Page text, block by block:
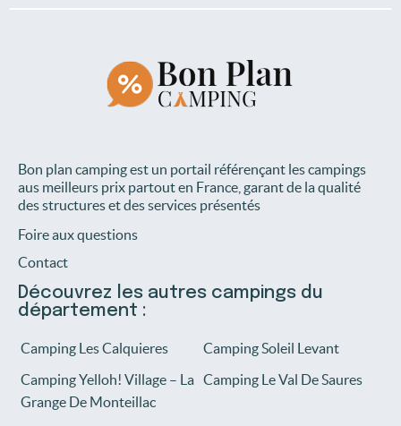
Bon plan camping est un portail référençant les campings
aus meilleurs prix partout en France, garant de la qualité
des structures et des services présentés
Foire aux questions
Contact
Découvrez les autres campings du
département :
Camping Les Calquieres
Camping Soleil Levant
Camping Yelloh! Village – La
Grange De Monteillac
Camping Le Val De Saures